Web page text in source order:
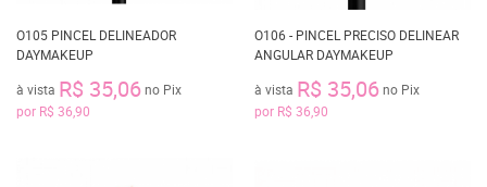
O105 PINCEL DELINEADOR
DAYMAKEUP
à vista R$ 35,06no Pix
por R$ 36,90
O106 - PINCEL PRECISO DELINEAR
ANGULAR DAYMAKEUP
à vista R$ 35,06no Pix
por R$ 36,90